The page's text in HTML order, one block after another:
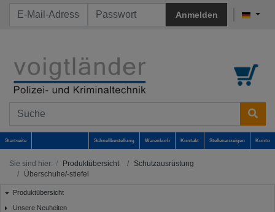
Anmelden
Startseite Schnellbestellung Warenkorb Kontakt Stellenanzeigen Konto
Sie sind hier: Produktübersicht
Schutzausrüstung
Überschuhe/-stiefel
Produktübersicht
Unsere Neuheiten